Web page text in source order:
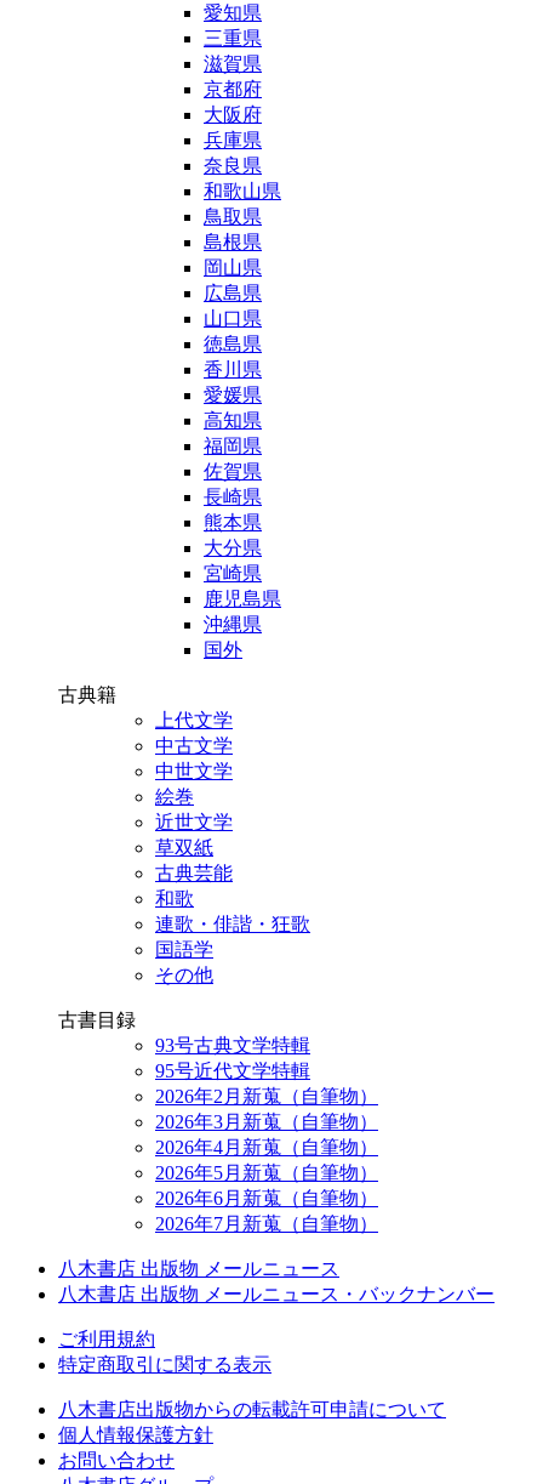
愛知県
三重県
滋賀県
京都府
大阪府
兵庫県
奈良県
和歌山県
鳥取県
島根県
岡山県
広島県
山口県
徳島県
香川県
愛媛県
高知県
福岡県
佐賀県
長崎県
熊本県
大分県
宮崎県
鹿児島県
沖縄県
国外
古典籍
上代文学
中古文学
中世文学
絵巻
近世文学
草双紙
古典芸能
和歌
連歌・俳諧・狂歌
国語学
その他
古書目録
93号古典文学特輯
95号近代文学特輯
2026年2月新蒐（自筆物）
2026年3月新蒐（自筆物）
2026年4月新蒐（自筆物）
2026年5月新蒐（自筆物）
2026年6月新蒐（自筆物）
2026年7月新蒐（自筆物）
八木書店 出版物 メールニュース
八木書店 出版物 メールニュース・バックナンバー
ご利用規約
特定商取引に関する表示
八木書店出版物からの転載許可申請について
個人情報保護方針
お問い合わせ